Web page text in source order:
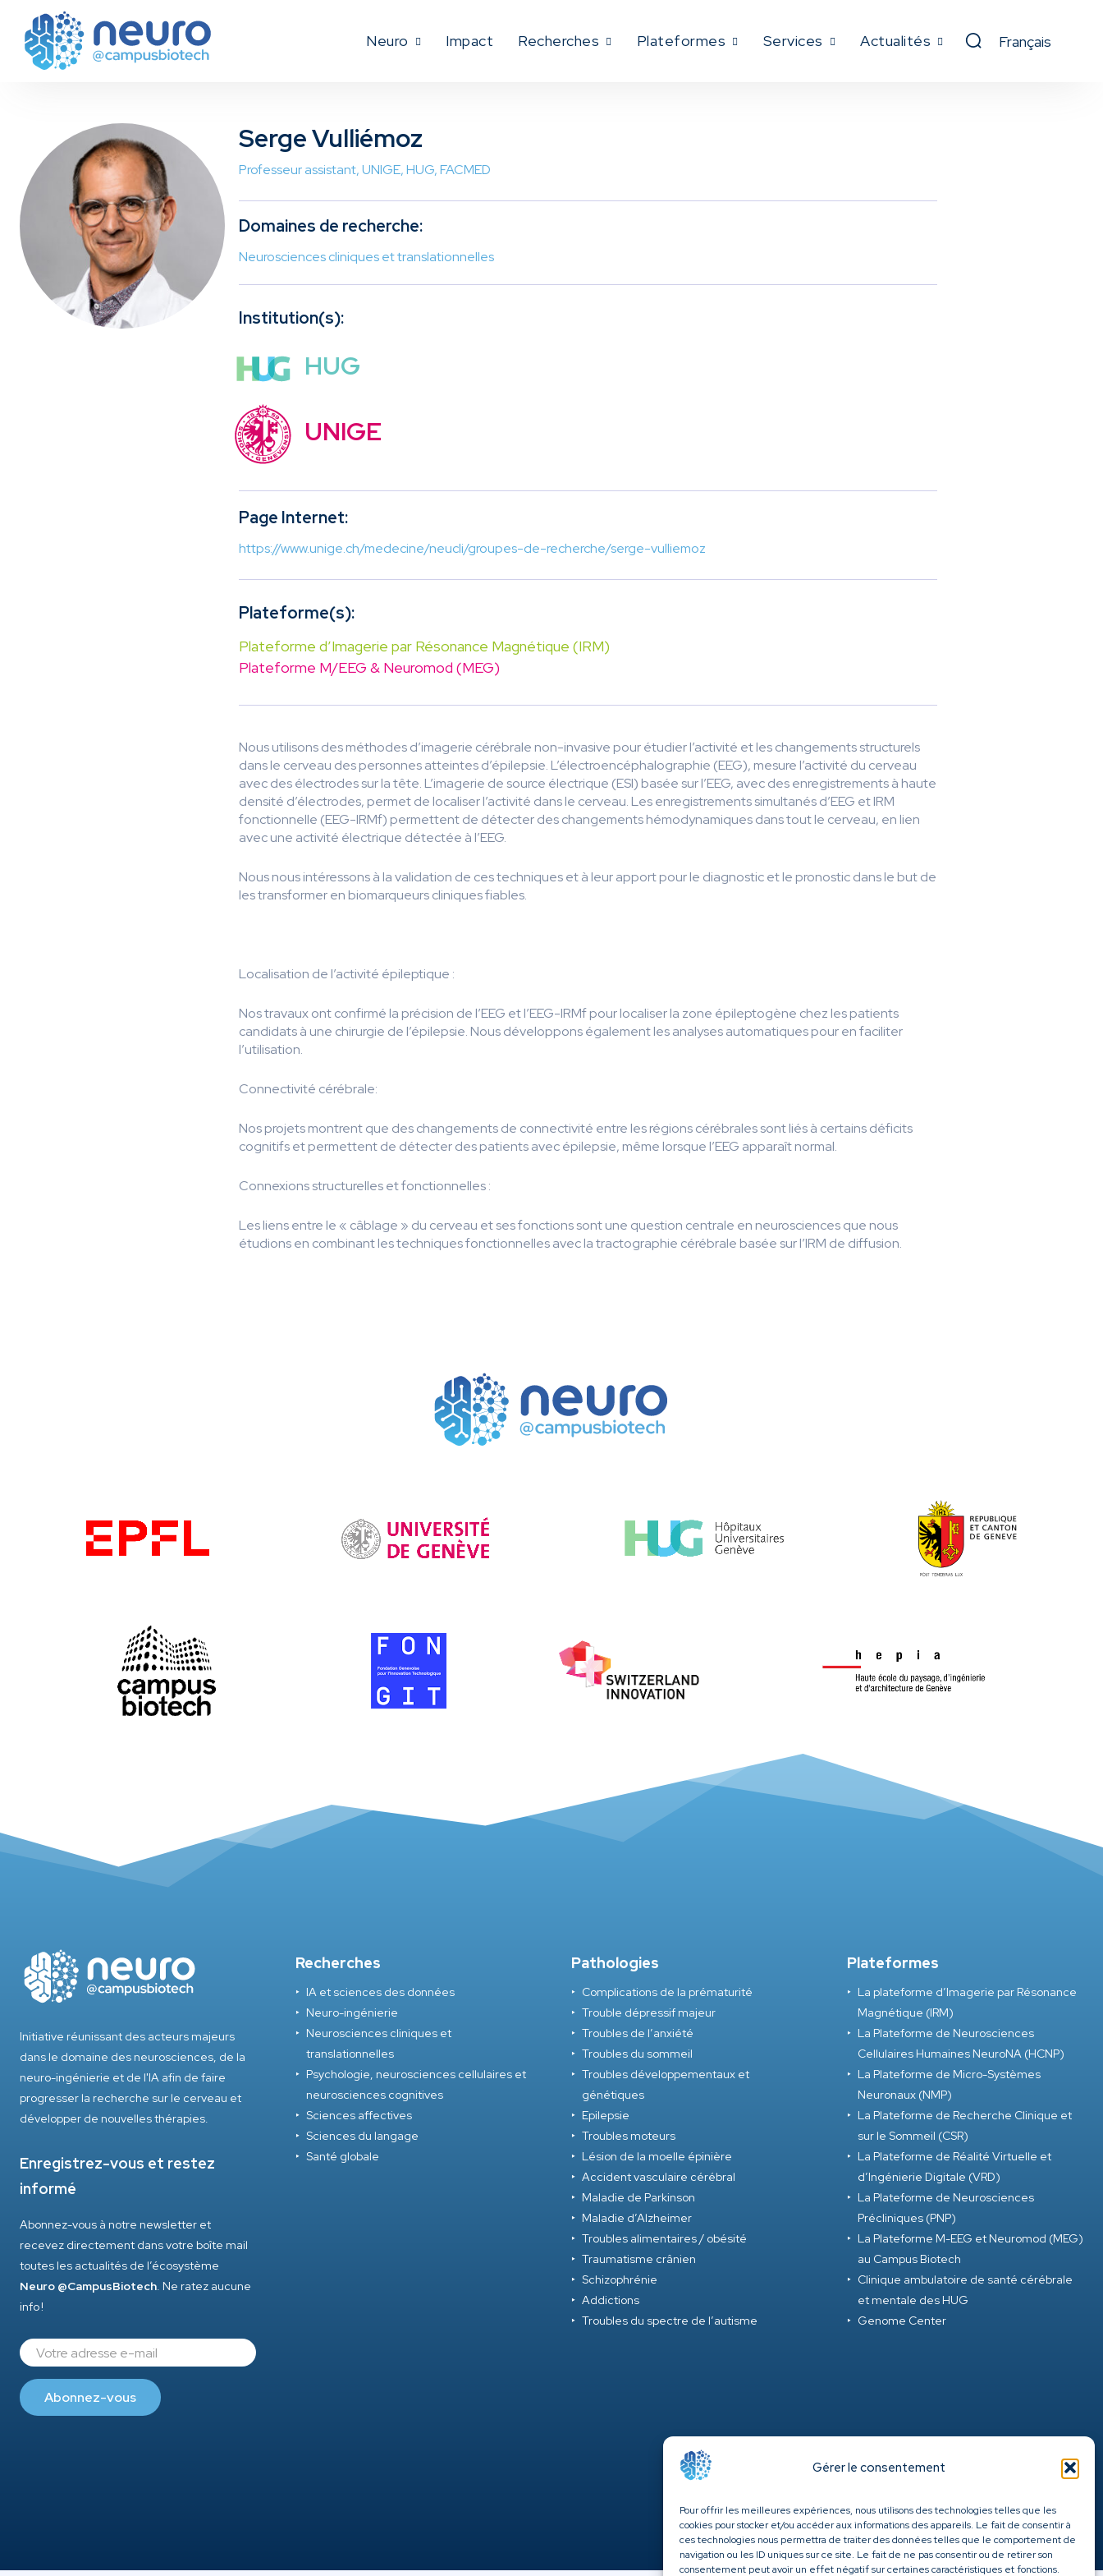
Gérer le consentement
Pour offrir les meilleures expériences, nous utilisons des technologies telles que les
cookies pour stocker et/ou accéder aux informations des appareils. Le fait de consentir à
ces technologies nous permettra de traiter des données telles que le comportement de
navigation ou les ID uniques sur ce site. Le fait de ne pas consentir ou de retirer son
consentement peut avoir un effet négatif sur certaines caractéristiques et fonctions.
Neuro Impact Recherches Plateformes Services Actualités
Serge Vulliémoz
Professeur assistant, UNIGE, HUG, FACMED
Domaines de recherche:
Neurosciences cliniques et translationnelles
Institution(s):
HUG
UNIGE
Page Internet:
https://www.unige.ch/medecine/neucli/groupes-de-recherche/serge-vulliemoz
Plateforme(s):
Plateforme d’Imagerie par Résonance Magnétique (IRM)
Plateforme M/EEG & Neuromod (MEG)
Nous utilisons des méthodes d’imagerie cérébrale non-invasive pour étudier l’activité et les changements structurels
dans le cerveau des personnes atteintes d’épilepsie. L’électroencéphalographie (EEG), mesure l’activité du cerveau
avec des électrodes sur la tête. L’imagerie de source électrique (ESI) basée sur l’EEG, avec des enregistrements à haute
densité d’électrodes, permet de localiser l’activité dans le cerveau. Les enregistrements simultanés d’EEG et IRM
fonctionnelle (EEG-IRMf) permettent de détecter des changements hémodynamiques dans tout le cerveau, en lien
avec une activité électrique détectée à l’EEG.
Nous nous intéressons à la validation de ces techniques et à leur apport pour le diagnostic et le pronostic dans le but de
les transformer en biomarqueurs cliniques fiables.
Localisation de l’activité épileptique :
Nos travaux ont confirmé la précision de l’EEG et l’EEG-IRMf pour localiser la zone épileptogène chez les patients
candidats à une chirurgie de l’épilepsie. Nous développons également les analyses automatiques pour en faciliter
l’utilisation.
Connectivité cérébrale:
Nos projets montrent que des changements de connectivité entre les régions cérébrales sont liés à certains déficits
cognitifs et permettent de détecter des patients avec épilepsie, même lorsque l’EEG apparaît normal.
Connexions structurelles et fonctionnelles :
Les liens entre le « câblage » du cerveau et ses fonctions sont une question centrale en neurosciences que nous
étudions en combinant les techniques fonctionnelles avec la tractographie cérébrale basée sur l’IRM de diffusion.
Initiative réunissant des acteurs majeurs
dans le domaine des neurosciences, de la
neuro-ingénierie et de l'IA afin de faire
progresser la recherche sur le cerveau et
développer de nouvelles thérapies.
Enregistrez-vous et restez
informé
Abonnez-vous à notre newsletter et
recevez directement dans votre boîte mail
toutes les actualités de l’écosystème
Neuro @CampusBiotech. Ne ratez aucune
info !
Recherches
IA et sciences des données
Neuro-ingénierie
Neurosciences cliniques et
translationnelles
Psychologie, neurosciences cellulaires et
neurosciences cognitives
Sciences affectives
Sciences du langage
Santé globale
Pathologies
Complications de la prématurité
Trouble dépressif majeur
Troubles de l’anxiété
Troubles du sommeil
Troubles développementaux et
génétiques
Epilepsie
Troubles moteurs
Lésion de la moelle épinière
Accident vasculaire cérébral
Maladie de Parkinson
Maladie d’Alzheimer
Troubles alimentaires / obésité
Traumatisme crânien
Schizophrénie
Addictions
Troubles du spectre de l’autisme
Plateformes
La plateforme d’Imagerie par Résonance
Magnétique (IRM)
La Plateforme de Neurosciences
Cellulaires Humaines NeuroNA (HCNP)
La Plateforme de Micro-Systèmes
Neuronaux (NMP)
La Plateforme de Recherche Clinique et
sur le Sommeil (CSR)
La Plateforme de Réalité Virtuelle et
d’Ingénierie Digitale (VRD)
La Plateforme de Neurosciences
Précliniques (PNP)
La Plateforme M-EEG et Neuromod (MEG)
au Campus Biotech
Clinique ambulatoire de santé cérébrale
et mentale des HUG
Genome Center